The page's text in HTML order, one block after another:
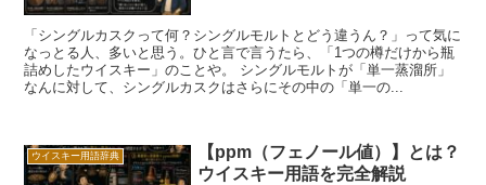
「シングルカスクって何？シングルモルトとどう違うん？」って気に
なっとる人、多いと思う。ひと言で言うたら、「1つの樽だけから瓶
詰めしたウイスキー」のことや。 シングルモルトが「単一蒸溜所」
なんに対して、シングルカスクはさらにその中の「単一の...
ウイスキー用語辞典
【ppm（フェノール値）】とは？
ウイスキー用語を完全解説